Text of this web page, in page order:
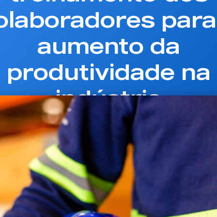
aumento da
produtividade na
indústria